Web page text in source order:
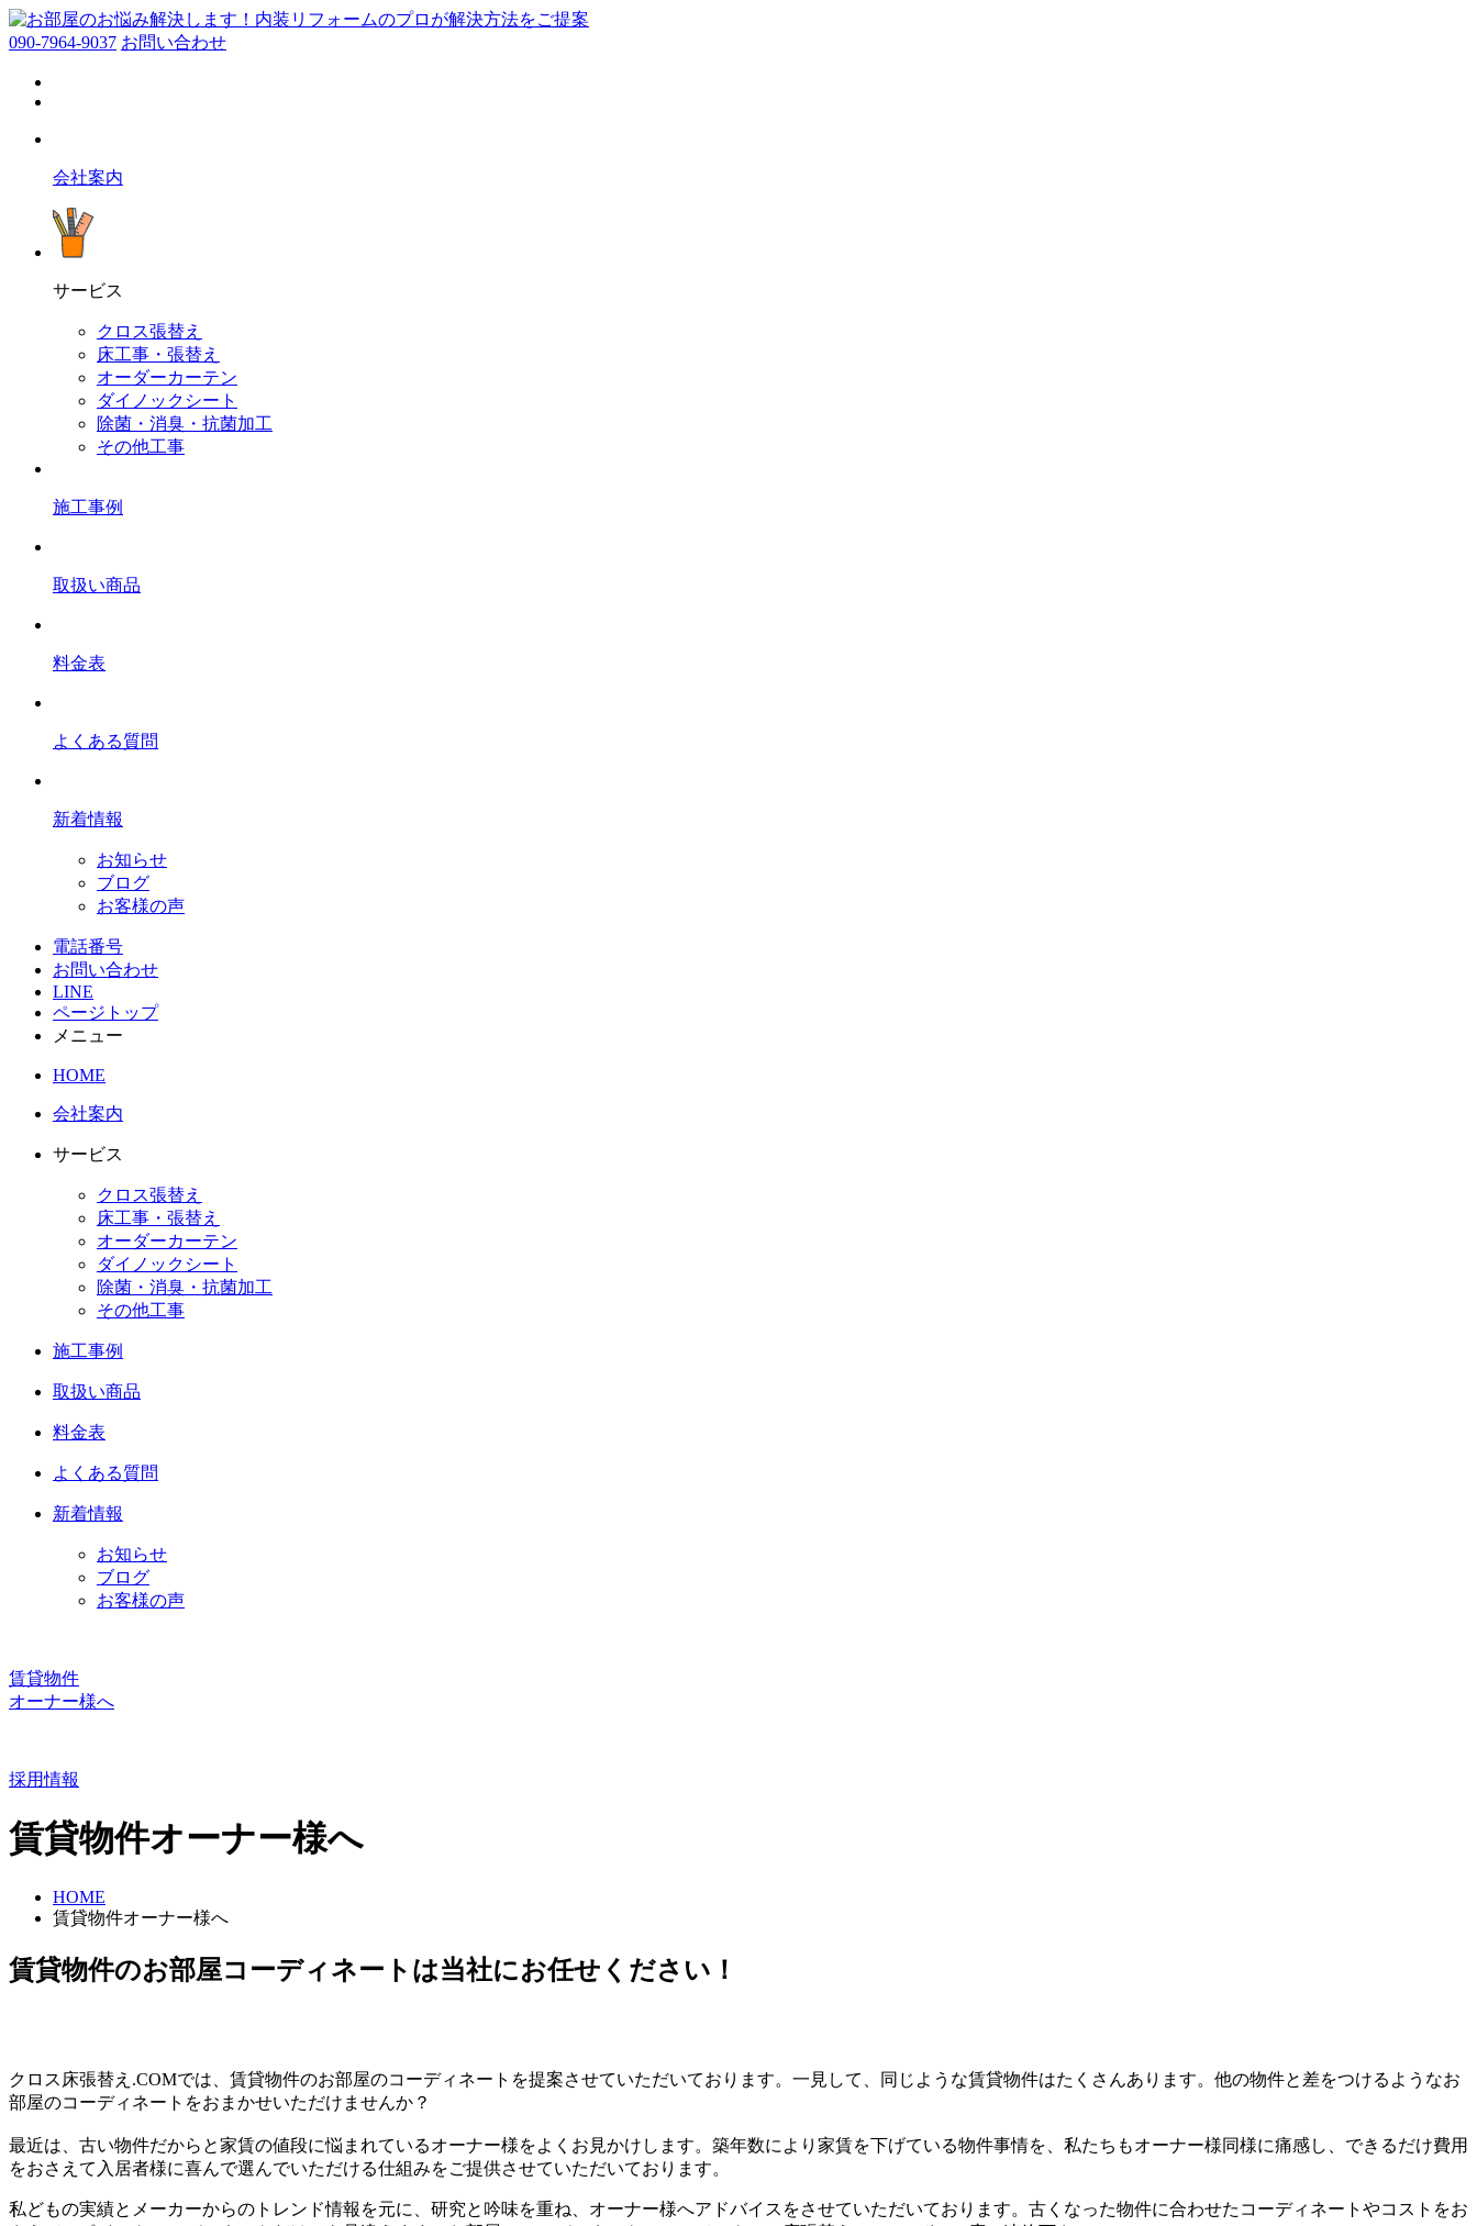
090-7964-9037 お問い合わせ
会社案内
サービス
クロス張替え
床工事・張替え
オーダーカーテン
ダイノックシート
除菌・消臭・抗菌加工
その他工事
施工事例
取扱い商品
料金表
よくある質問
新着情報
お知らせ
ブログ
お客様の声
電話番号
お問い合わせ
LINE
ページトップ
メニュー
HOME
会社案内
サービス
クロス張替え
床工事・張替え
オーダーカーテン
ダイノックシート
除菌・消臭・抗菌加工
その他工事
施工事例
取扱い商品
料金表
よくある質問
新着情報
お知らせ
ブログ
お客様の声
賃貸物件
オーナー様へ
採用情報
賃貸物件オーナー様へ
HOME
賃貸物件オーナー様へ
賃貸物件のお部屋コーディネートは当社にお任せください！
クロス床張替え.COMでは、賃貸物件のお部屋のコーディネートを提案させていただいております。⼀⾒して、同じような賃貸物件はたくさんあります。他の物件と差をつけるようなお
部屋のコーディネートをおまかせいただけませんか？
最近は、古い物件だからと家賃の値段に悩まれているオーナー様をよくお⾒かけします。築年数により家賃を下げている物件事情を、私たちもオーナー様同様に痛感し、できるだけ費⽤
をおさえて⼊居者様に喜んで選んでいただける仕組みをご提供させていただいております。
私どもの実績とメーカーからのトレンド情報を元に、研究と吟味を重ね、オーナー様へアドバイスをさせていただいております。古くなった物件に合わせたコーディネートやコストをお